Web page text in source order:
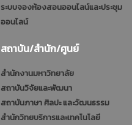
ระบบจองห้องสอนออนไลน์และประชุม
ออนไลน์
สถาบัน/สำนัก/ศูนย์
สำนักงานมหาวิทยาลัย
สถาบันวิจัยและพัฒนา
สถาบันภาษา ศิลปะ และวัฒนธรรม
สำนักวิทยบริการและเทคโนโลยี